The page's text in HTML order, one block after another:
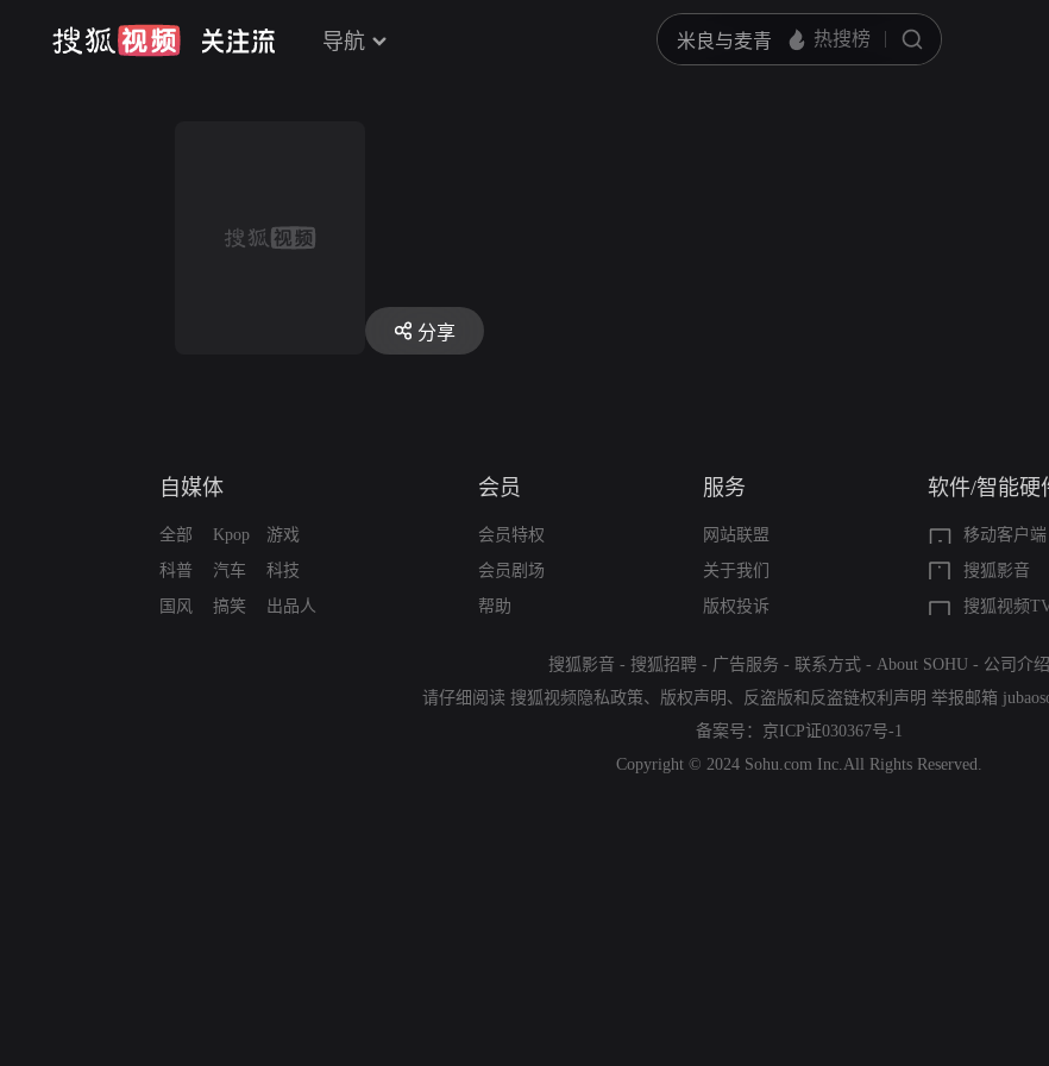
导航
分享
自媒体
全部
科普
国风
Kpop
汽车
搞笑
游戏
科技
出品人
会员
会员特权
会员剧场
帮助
服务
网站联盟
关于我们
版权投诉
软件/智能硬
移动客户端
搜狐影音
搜狐视频
搜狐影音 - 搜狐招聘 - 广告服务 - 联系方式 - About SOHU - 公司介绍
请仔细阅读 搜狐视频隐私政策、 版权声明 、 反盗版和反盗链权利声明 举报邮箱
备案号： 京ICP证030367号-1
Copyright © 2024 Sohu.com Inc.All Rights Reserved.